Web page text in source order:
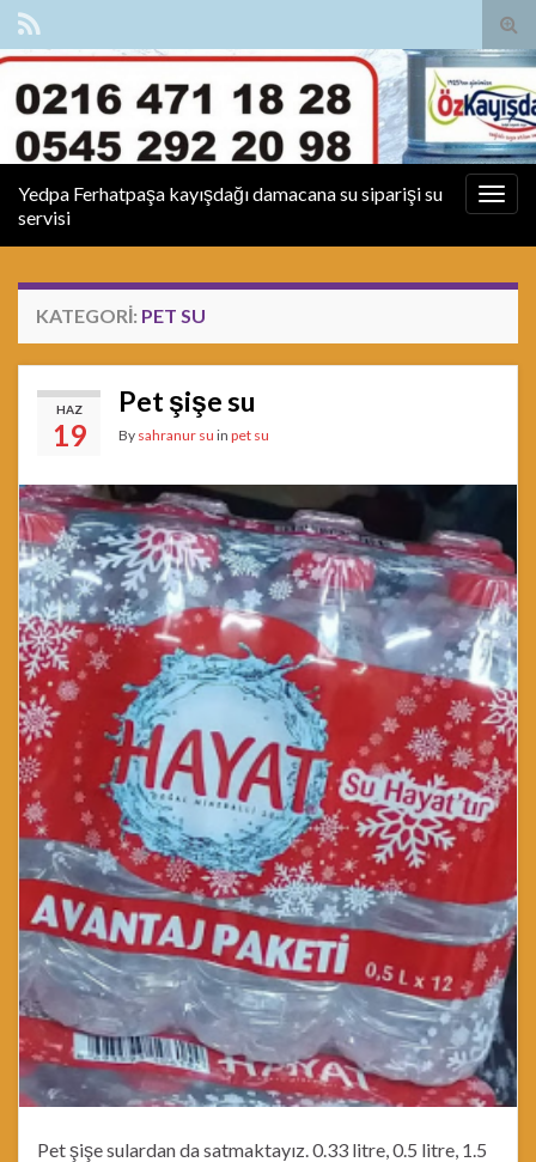
Yedpa Ferhatpaşa kayışdağı damacana su siparişi su
servisi
KATEGORI: PET SU
HAZ
19
Pet şişe su
By sahranur su in pet su
Pet şişe sulardan da satmaktayız. 0.33 litre, 0.5 litre, 1.5